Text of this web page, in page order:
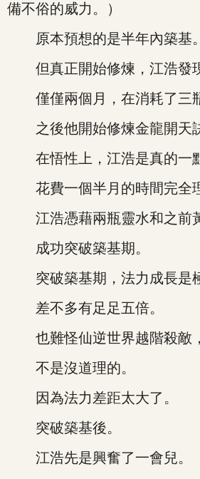
備不俗的威力。）
原本預想的是半年內築基。
但真正開始修煉，江浩發現
僅僅兩個月，在消耗了三瓶
之後他開始修煉金龍開天
在悟性上，江浩是真的一點
花費一個半月的時間完全理
江浩憑藉兩瓶靈水和之前黃
成功突破築基期。
突破築基期，法力成長是極
差不多有足足五倍。
也難怪仙逆世界越階殺敵，
不是沒道理的。
因為法力差距太大了。
突破築基後。
江浩先是興奮了一會兒。